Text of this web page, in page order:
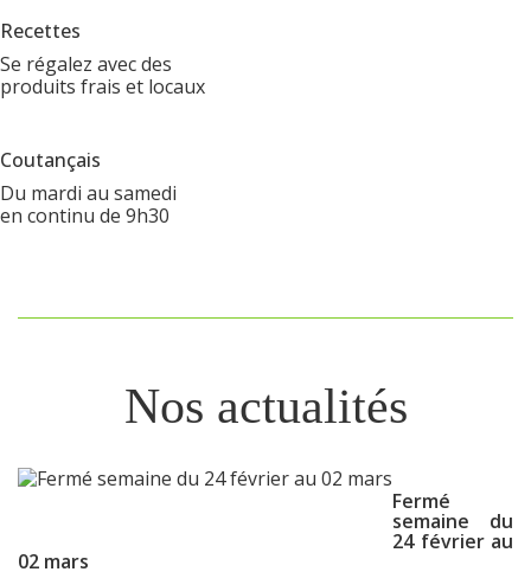
Recettes
Se régalez avec des
produits frais et locaux
Coutançais
Du mardi au samedi
en continu de 9h30
Nos actualités
Fermé
semaine du
24 février au
02 mars